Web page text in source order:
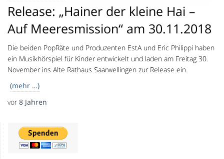
Release: „Hainer der kleine Hai –
Auf Meeresmission“ am 30.11.2018
Die beiden PopRäte und Produzenten EstA und Eric Philippi haben
ein Musikhörspiel für Kinder entwickelt und laden am Freitag 30.
November ins Alte Rathaus Saarwellingen zur Release ein.
(mehr …)
vor 8 Jahren